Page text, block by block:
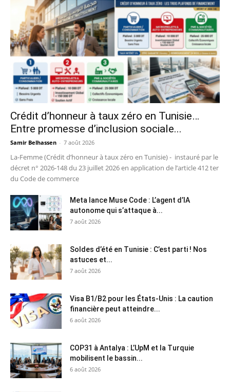
Crédit d’honneur à taux zéro en Tunisie…
Entre promesse d’inclusion sociale...
Samir Belhassen - 7 août 2026
La-Femme (Crédit d’honneur à taux zéro en Tunisie) - instauré par le
décret n° 2026-148 du 23 juillet 2026 en application de l’article 412 ter
du Code de commerce
Meta lance Muse Code : L’agent d’IA
autonome qui s’attaque à...
7 août 2026
Soldes d’été en Tunisie : C’est parti ! Nos
astuces et...
7 août 2026
Visa B1/B2 pour les États-Unis : La caution
financière peut atteindre...
6 août 2026
COP31 à Antalya : L’UpM et la Turquie
mobilisent le bassin...
6 août 2026